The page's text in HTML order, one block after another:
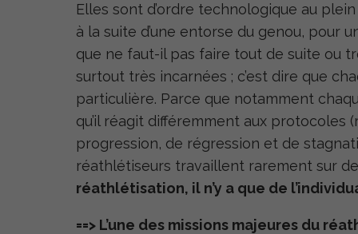
Elles sont d’ordre technologique au
à la suite d’une entorse du genou, pour
que ne faut-il pas faire tout de suite ou
surtout très incarnées ; c’est dire que
particulière. Parce que notamment
qu’il réagit différemment aux protocoles
progression, de régression et de
réathlétiseurs travaillent rarement sur
réathlétisation, il n’y a que de
==> L’une des missions majeures du